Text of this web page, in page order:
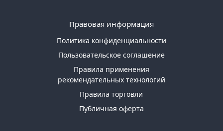
Правовая информация
Политика конфиденциальности
Пользовательское соглашение
Правила применения
рекомендательных технологий
Правила торговли
Публичная оферта